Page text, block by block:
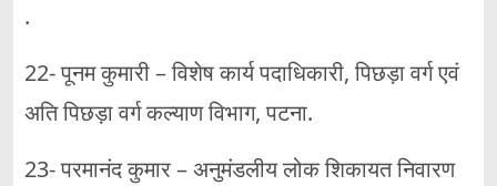
.
22- पूनम कुमारी – विशेष कार्य पदाधिकारी, पिछड़ा वर्ग एवं
अति पिछड़ा वर्ग कल्याण विभाग, पटना.
23- परमानंद कुमार – अनुमंडलीय लोक शिकायत निवारण